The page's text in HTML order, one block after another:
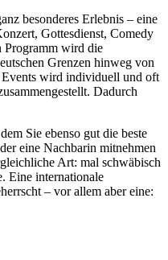
besonderes Erlebnis – eine
Gottesdienst, Comedy
Programm wird die
Grenzen hinweg von
Events wird individuell und oft
Dadurch
Sie ebenso gut die beste
eine Nachbarin mitnehmen
Art: mal schwäbisch
Eine internationale
– vor allem aber eine: